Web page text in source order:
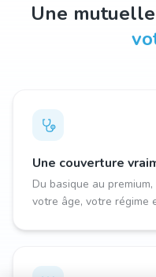
Une mutuelle
Une couverture
Du basique au
votre âge, votre régime